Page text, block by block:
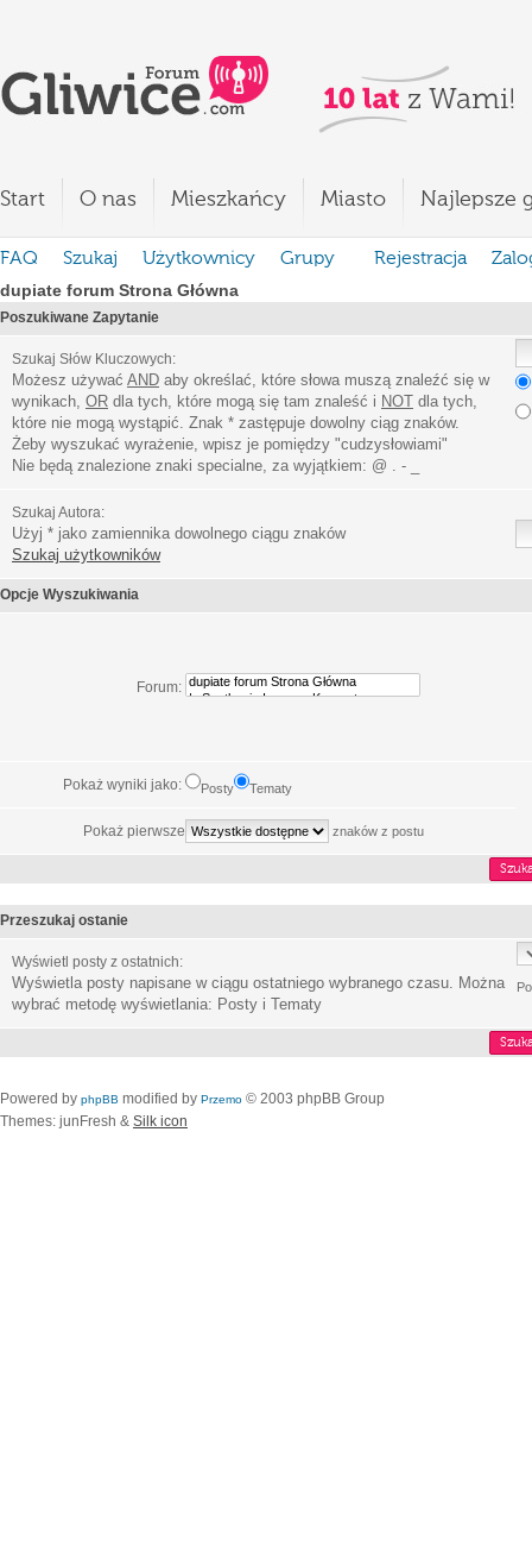
Start O nas Mieszkańcy Miasto Najlepsze
FAQ Szukaj Użytkownicy Grupy Rejestracja
dupiate forum Strona Główna
Poszukiwane Zapytanie
Szukaj Słów Kluczowych:
Możesz używać AND aby określać, które słowa muszą znaleźć się w
wynikach, OR dla tych, które mogą się tam znaleść i NOT dla tych,
które nie mogą wystąpić. Znak * zastępuje dowolny ciąg znaków.
Żeby wyszukać wyrażenie, wpisz je pomiędzy "cudzysłowiami"
Nie będą znalezione znaki specialne, za wyjątkiem: @ . - _
Szukaj Autora:
Użyj * jako zamiennika dowolnego ciągu znaków
Szukaj użytkowników
Opcje Wyszukiwania
Forum:
Pokaż wyniki jako: Posty Tematy
Pokaż pierwsze znaków z postu
Przeszukaj ostanie
Wyświetl posty z ostatnich:
Wyświetla posty napisane w ciągu ostatniego wybranego czasu. Można
wybrać metodę wyświetlania: Posty i Tematy
Powered by phpBB modified by Przemo © 2003 phpBB Group
Themes: junFresh & Silk icon